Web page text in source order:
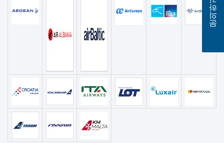
문의하기